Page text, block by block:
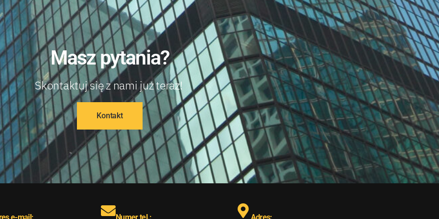
Masz pytania?
Skontaktuj się z nami już teraz!
Kontakt
e-mail: Numer tel.: Adres: